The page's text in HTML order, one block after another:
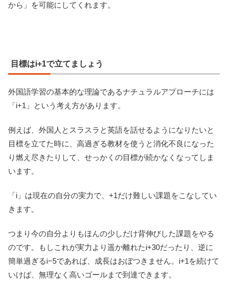
から」を可能にしてくれます。
目標はi+1で立てましょう
外国語学習の基本的な理論であるナチュラルアプローチには
「i+1」という考え方があります。
例えば、外国人とスラスラと英語を話せるようになりたいと
目標を立てた時に、高過ぎる教材を使うと消化不良になった
り燃え尽きたりして、せっかくの目標が続かなくなってしま
います。
「i」は現在の自分の実力で、+1だけ難しい課題をこなしてい
きます。
つまり今の自分よりもほんの少しだけ背伸びした課題をやる
のです。もしこれが実力より遥か離れたi+30だったり、逆に
簡単過ぎるi−5であれば、成長はおぼつきません。i+1を続けて
いけば、無理なく高いゴールまで到達できます。